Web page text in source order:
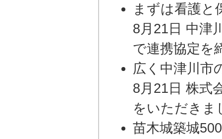
まずは看護と
8月21日 中津
で連携協定を
広く中津川市
8月21日 株式
をいただきま
苗木城築城